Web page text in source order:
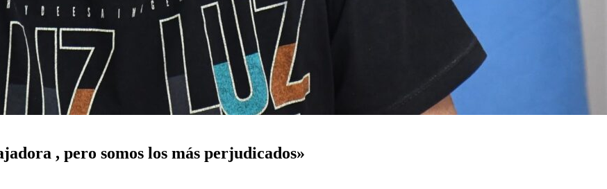
, pero somos los más perjudicados»